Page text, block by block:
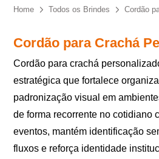
Home Todos os Brindes Cordão
Cordão para Crachá
Cordão para crachá
estratégica que fortalece
padronização visual em
de forma recorrente no cotidiano
eventos, mantém identificação
fluxos e reforça identidade
sua privacidade, utilizaremos
de marketing. Você pode alterar
Iniciar